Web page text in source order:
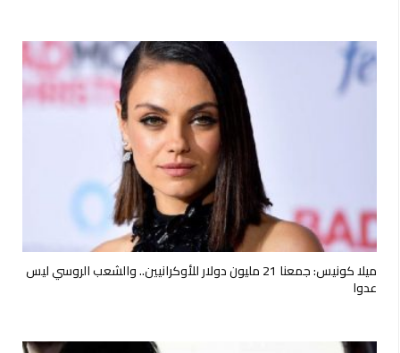
ميلا كونيس: جمعنا 21 مليون دولار للأوكرانيين.. والشعب الروسي ليس
عدوا